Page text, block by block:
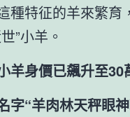
種特征的羊來繁
”小羊。
羊身價已飆升至30
字“羊肉林天秤眼